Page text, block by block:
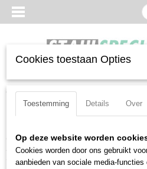
Inloggen Registreren
Home >Sleutels>Dubbele
11/16X13/16 (40433842)
Cookies toestaan Opties
Toestemming Details Over
Op deze website worden
Cookies worden door ons gebruikt
aanbieden van sociale media-